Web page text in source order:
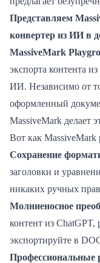
Представляем
конвертер из ИИ в
MassiveMark
экспорта контента
ИИ. Независимо от
оформленный
MassiveMark делает
Вот как
Сохранение
заголовки и
никаких ручных
Молниеносное
контент из ChatGPT,
экспортируйте в
Профессиональные